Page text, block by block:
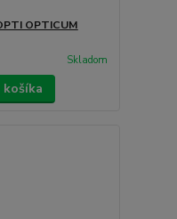
OPTICUM
Skladom